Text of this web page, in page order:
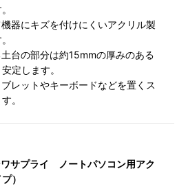
器にキズを付けにくいアクリル製
台の部分は約15mmの厚みのある
定します。
レットやキーボードなどを置くス
。
ワサプライ ノートパソコン用アク
）